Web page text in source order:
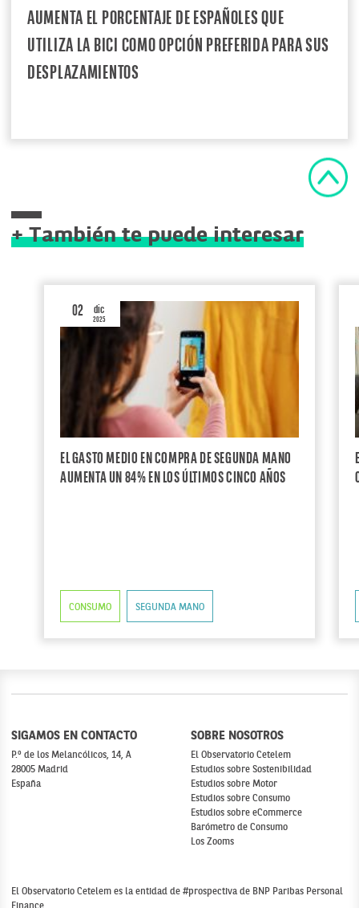
AUMENTA EL PORCENTAJE DE ESPAÑOLES QUE
UTILIZA LA BICI COMO OPCIÓN PREFERIDA PARA SUS
DESPLAZAMIENTOS
+ También te puede interesar
02 dic
2025
EL GASTO MEDIO EN COMPRA DE SEGUNDA MANO
AUMENTA UN 84% EN LOS ÚLTIMOS CINCO AÑOS
CONSUMO SEGUNDA MANO
SIGAMOS EN CONTACTO
P.º de los Melancólicos, 14, A
28005 Madrid
España
SOBRE NOSOTROS
El Observatorio Cetelem
Estudios sobre Sostenibilidad
Estudios sobre Motor
Estudios sobre Consumo
Estudios sobre eCommerce
Barómetro de Consumo
Los Zooms
El Observatorio Cetelem es la entidad de #prospectiva de BNP Paribas Personal